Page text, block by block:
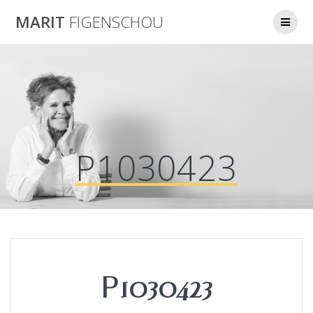
to
MARIT FIGENSCHOU
P1030423
P1030423